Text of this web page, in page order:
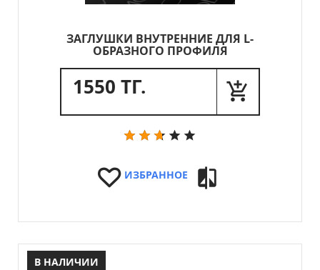
ЗАГЛУШКИ ВНУТРЕННИЕ ДЛЯ L-
ОБРАЗНОГО ПРОФИЛЯ
1550 ТГ.
ИЗБРАННОЕ
В НАЛИЧИИ